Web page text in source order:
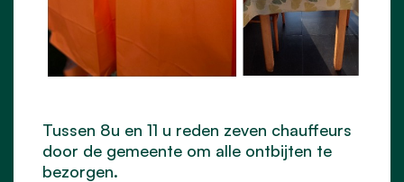
Tussen 8u en 11 u reden zeven chauffeurs
door de gemeente om alle ontbijten te
bezorgen.